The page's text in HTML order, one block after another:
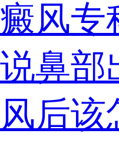
癜风专
说鼻部
风后该